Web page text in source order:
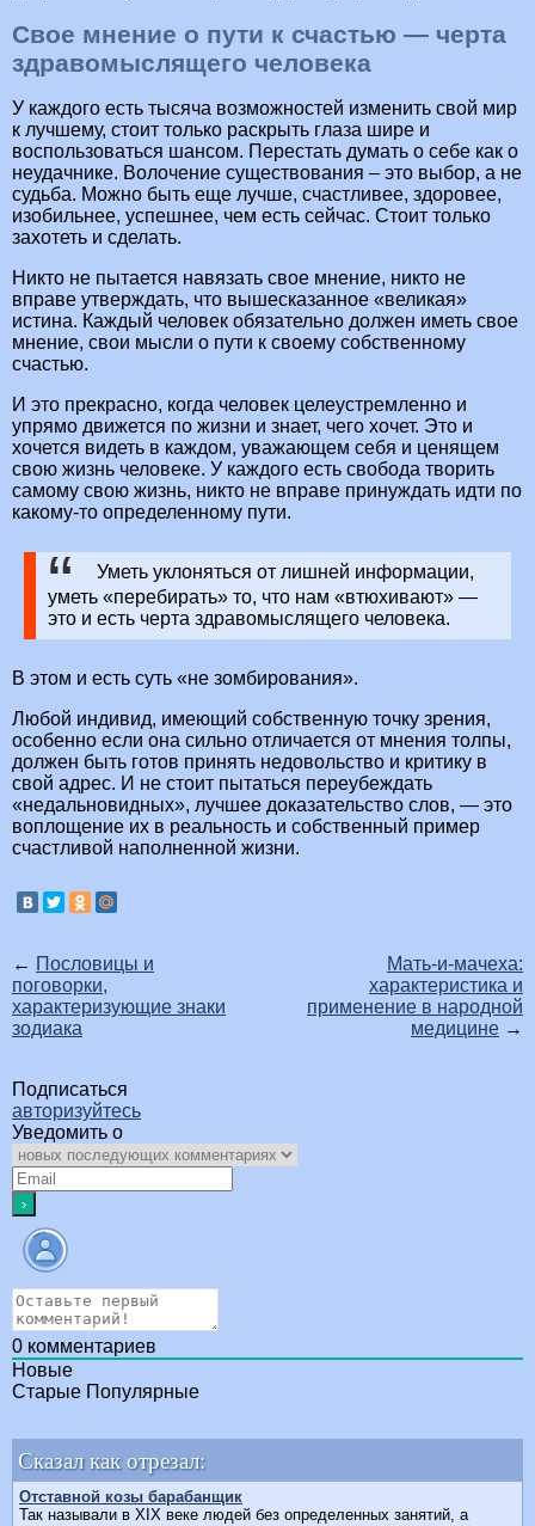
Свое мнение о пути к счастью — черта
здравомыслящего человека
У каждого есть тысяча возможностей изменить свой мир
к лучшему, стоит только раскрыть глаза шире и
воспользоваться шансом. Перестать думать о себе как о
неудачнике. Волочение существования – это выбор, а не
судьба. Можно быть еще лучше, счастливее, здоровее,
изобильнее, успешнее, чем есть сейчас. Стоит только
захотеть и сделать.
Никто не пытается навязать свое мнение, никто не
вправе утверждать, что вышесказанное «великая»
истина. Каждый человек обязательно должен иметь свое
мнение, свои мысли о пути к своему собственному
счастью.
И это прекрасно, когда человек целеустремленно и
упрямо движется по жизни и знает, чего хочет. Это и
хочется видеть в каждом, уважающем себя и ценящем
свою жизнь человеке. У каждого есть свобода творить
самому свою жизнь, никто не вправе принуждать идти по
какому-то определенному пути.
Уметь уклоняться от лишней информации,
уметь «перебирать» то, что нам «втюхивают» —
это и есть черта здравомыслящего человека.
В этом и есть суть «не зомбирования».
Любой индивид, имеющий собственную точку зрения,
особенно если она сильно отличается от мнения толпы,
должен быть готов принять недовольство и критику в
свой адрес. И не стоит пытаться переубеждать
«недальновидных», лучшее доказательство слов, — это
воплощение их в реальность и собственный пример
счастливой наполненной жизни.
← Пословицы и
поговорки,
характеризующие знаки
зодиака
Мать-и-мачеха:
характеристика и
применение в народной
медицине →
Подписаться
авторизуйтесь
Уведомить о
0 комментариев
Новые
Старые Популярные
Сказал как отрезал:
Отставной козы барабанщик
Так называли в XIX веке людей без определенных занятий, а